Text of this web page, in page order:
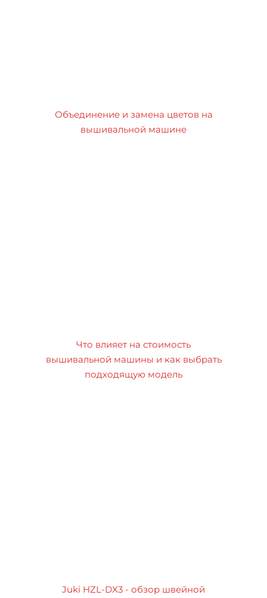
Объединение и замена цветов на
вышивальной машине
Что влияет на стоимость
вышивальной машины и как выбрать
подходящую модель
Juki HZL-DX3 - обзор швейной